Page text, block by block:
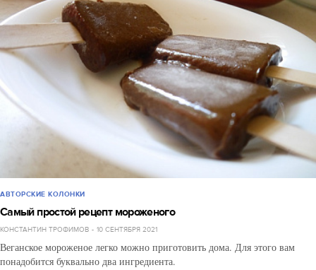
АВТОРСКИЕ КОЛОНКИ
Самый простой рецепт мороженого
КОНСТАНТИН ТРОФИМОВ 10 СЕНТЯБРЯ 2021
Веганское мороженое легко можно приготовить дома. Для этого вам
понадобится буквально два ингредиента.